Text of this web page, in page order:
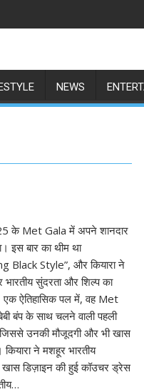
NEWS
के Met Gala में अपने शानदार
इस बार का थीम था
Black Style”, और कियारा ने
सुंदरता और शिल्प का
एक ऐतिहासिक पल में, वह Met
बंप के साथ चलने वाली पहली
जिससे उनकी मौजूदगी और भी खास
ने मशहूर भारतीय
खास डिज़ाइन की हुई कॉउचर ड्रेस